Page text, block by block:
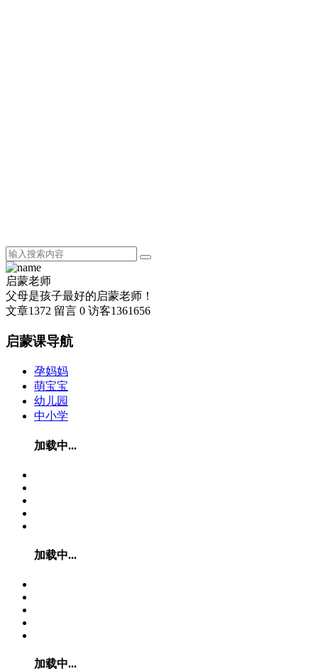
启蒙老师
父母是孩子最好的启蒙老师！
文章1372 留言 0 访客1361656
启蒙课导航
孕妈妈
萌宝宝
幼儿园
中小学
加载中...
加载中...
加载中...